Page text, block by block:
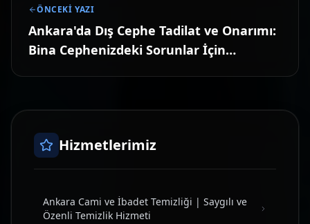
ÖNCEKI YAZI
Ankara'da Dış Cephe Tadilat ve Onarımı:
Bina Cephenizdeki Sorunlar İçin
Hizmetlerimiz
Ankara Cami ve İbadet Temizliği | Saygılı ve
Özenli Temizlik Hizmeti